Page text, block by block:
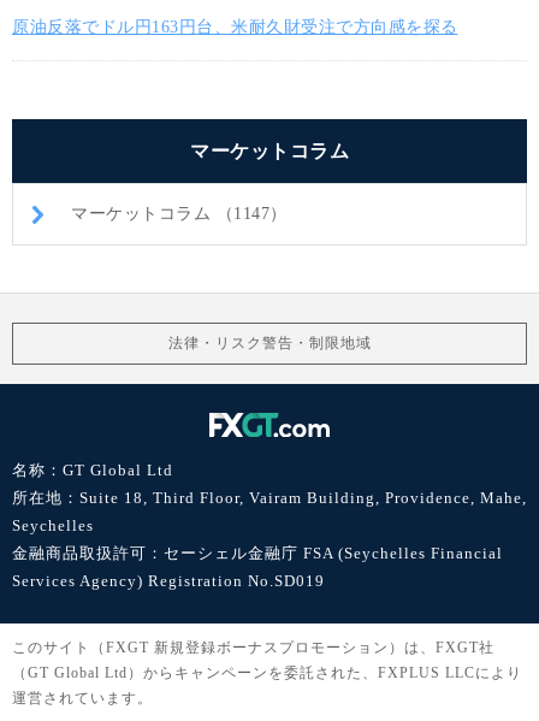
原油反落でドル円163円台、米耐久財受注で方向感を探る
マーケットコラム
マーケットコラム （1147）
法律・リスク警告・制限地域
名称：GT Global Ltd
所在地：Suite 18, Third Floor, Vairam Building, Providence, Mahe,
Seychelles
金融商品取扱許可：セーシェル金融庁 FSA (Seychelles Financial
Services Agency) Registration No.SD019
このサイト（FXGT 新規登録ボーナスプロモーション）は、FXGT社
（GT Global Ltd）からキャンペーンを委託された、FXPLUS LLCにより
運営されています。